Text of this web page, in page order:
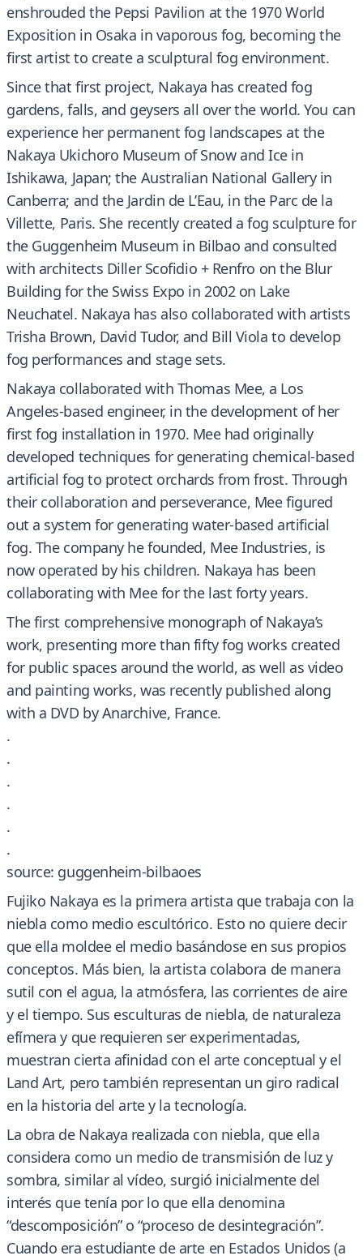
enshrouded the Pepsi Pavilion at the 1970 World
Exposition in Osaka in vaporous fog, becoming the
first artist to create a sculptural fog environment.
Since that first project, Nakaya has created fog
gardens, falls, and geysers all over the world. You can
experience her permanent fog landscapes at the
Nakaya Ukichoro Museum of Snow and Ice in
Ishikawa, Japan; the Australian National Gallery in
Canberra; and the Jardin de L’Eau, in the Parc de la
Villette, Paris. She recently created a fog sculpture for
the Guggenheim Museum in Bilbao and consulted
with architects Diller Scofidio + Renfro on the Blur
Building for the Swiss Expo in 2002 on Lake
Neuchatel. Nakaya has also collaborated with artists
Trisha Brown, David Tudor, and Bill Viola to develop
fog performances and stage sets.
Nakaya collaborated with Thomas Mee, a Los
Angeles-based engineer, in the development of her
first fog installation in 1970. Mee had originally
developed techniques for generating chemical-based
artificial fog to protect orchards from frost. Through
their collaboration and perseverance, Mee figured
out a system for generating water-based artificial
fog. The company he founded, Mee Industries, is
now operated by his children. Nakaya has been
collaborating with Mee for the last forty years.
The first comprehensive monograph of Nakaya’s
work, presenting more than fifty fog works created
for public spaces around the world, as well as video
and painting works, was recently published along
with a DVD by Anarchive, France.
.
.
.
.
.
.
source: guggenheim-bilbaoes
Fujiko Nakaya es la primera artista que trabaja con la
niebla como medio escultórico. Esto no quiere decir
que ella moldee el medio basándose en sus propios
conceptos. Más bien, la artista colabora de manera
sutil con el agua, la atmósfera, las corrientes de aire
y el tiempo. Sus esculturas de niebla, de naturaleza
efímera y que requieren ser experimentadas,
muestran cierta afinidad con el arte conceptual y el
Land Art, pero también representan un giro radical
en la historia del arte y la tecnología.
La obra de Nakaya realizada con niebla, que ella
considera como un medio de transmisión de luz y
sombra, similar al vídeo, surgió inicialmente del
interés que tenía por lo que ella denomina
“descomposición” o “proceso de desintegración”.
Cuando era estudiante de arte en Estados Unidos (a